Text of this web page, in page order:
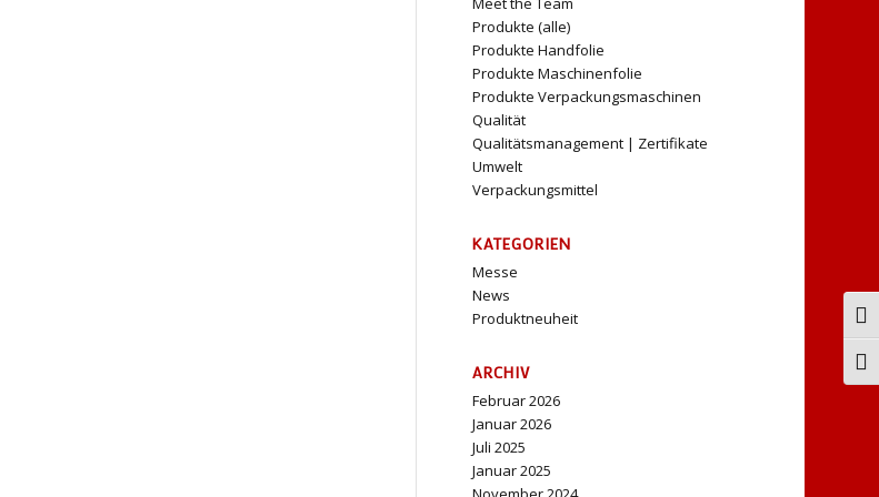
Produkte (alle)
Produkte Handfolie
Produkte Maschinenfolie
Produkte Verpackungsmaschinen
Qualität
Qualitätsmanagement | Zertifikate
Umwelt
Verpackungsmittel
KATEGORIEN
Messe
News
Produktneuheit
ARCHIV
Februar 2026
Januar 2026
Juli 2025
Januar 2025